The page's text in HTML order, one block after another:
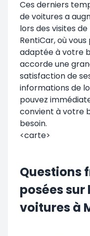
Ces derniers
de voitures a
lors des visites
RentiCar, où
adaptée à votre
accorde une
satisfaction de
informations de
pouvez
convient à votre
besoin.
<carte>
Questions
posées
voitures à